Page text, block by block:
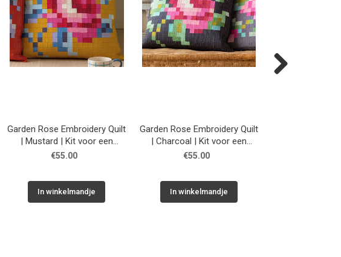
Garden Rose Embroidery Quilt
| Mustard | Kit voor een
patchwork kussen
€55.00
In winkelmandje
Garden Rose Embroidery Quilt
| Charcoal | Kit voor een
patchwork kussen
€55.00
In winkelmandje